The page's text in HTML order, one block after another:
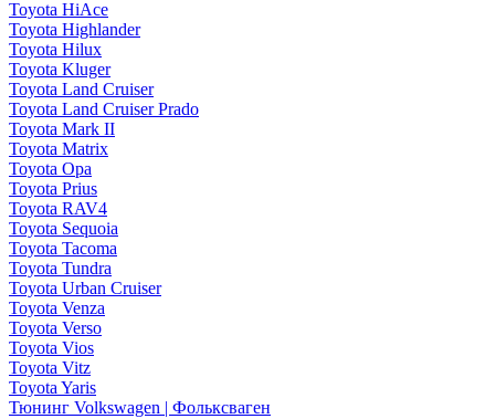
Toyota HiAce
Toyota Highlander
Toyota Hilux
Toyota Kluger
Toyota Land Cruiser
Toyota Land Cruiser Prado
Toyota Mark II
Toyota Matrix
Toyota Opa
Toyota Prius
Toyota RAV4
Toyota Sequoia
Toyota Tacoma
Toyota Tundra
Toyota Urban Cruiser
Toyota Venza
Toyota Verso
Toyota Vios
Toyota Vitz
Toyota Yaris
Тюнинг Volkswagen | Фольксваген